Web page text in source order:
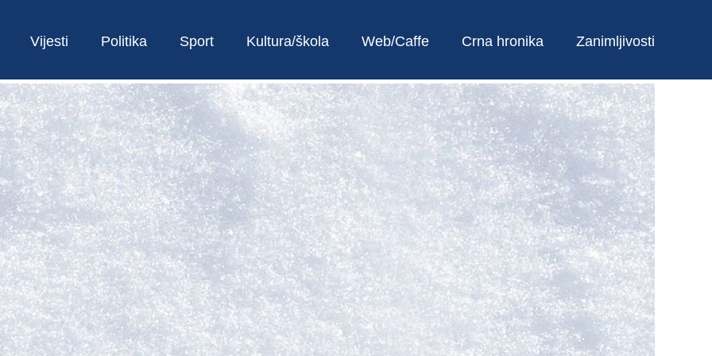
Vijesti Politika Sport Kultura/škola Web/Caffe Crna hronika Zanimljivosti